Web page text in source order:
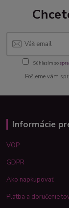
Súhlasím so
Pošleme vám
Informácie
VOP
GDPR
Ako napkupovať
Platba a doručenie